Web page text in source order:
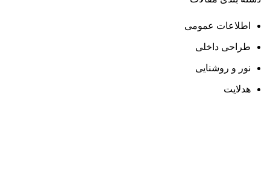
اطلاعات عمومی
طراحی داخلی
نور و روشنایی
هدلایت